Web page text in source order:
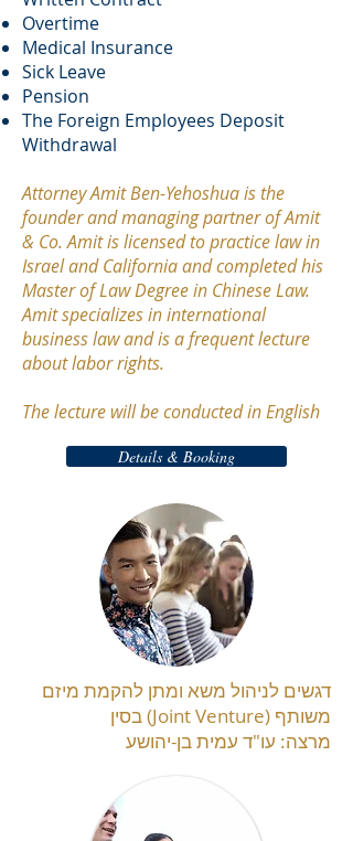
Overtime
Medical Insurance
Sick Leave
Pension
The Foreign Employees Deposit
Withdrawal
Attorney Amit Ben-Yehoshua is the
founder and managing partner of Amit
& Co. Amit is licensed to practice law in
Israel and California and completed his
Master of Law Degree in Chinese Law.
Amit specializes in international
business law and is a frequent lecture
about labor rights.
The lecture will be conducted in English
Details & Booking
דגשים לניהול משא ומתן להקמת מיזם
משותף (Joint Venture) בסין
מרצה: עו"ד עמית בן-יהושע